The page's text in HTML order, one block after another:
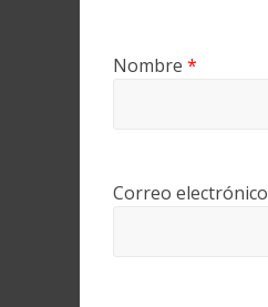
Nombre *
Correo electrónico